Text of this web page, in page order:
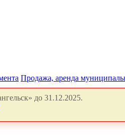
Продажа, аренда
до 31.12.2025.